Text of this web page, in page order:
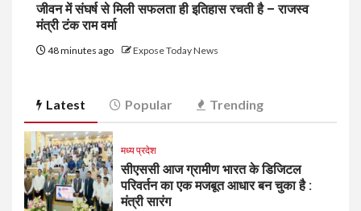
जीवन में संघर्ष से मिली सफलता ही इतिहास रचती है – राजस्व
मंत्री टंक राम वर्मा
48 minutes ago Expose Today News
Latest Popular Trending
मध्य प्रदेश
सीएससी आज ग्रामीण भारत के डिजिटल
परिवर्तन का एक मजबूत आधार बन चुका है :
मंत्री सारंग